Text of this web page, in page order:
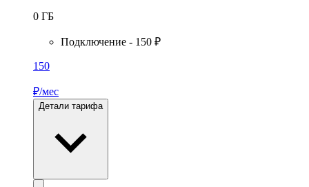
0 ГБ
Подключение - 150 ₽
150
₽/мес
Детали тарифа